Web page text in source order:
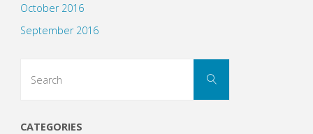
October 2016
September 2016
Search
CATEGORIES